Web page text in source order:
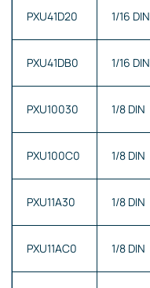
PXU41D20 1/16 DIN
PXU41DB0 1/16 DIN
PXU10030 1/8 DIN
PXU100C0 1/8 DIN
PXU11A30 1/8 DIN
PXU11AC0 1/8 DIN